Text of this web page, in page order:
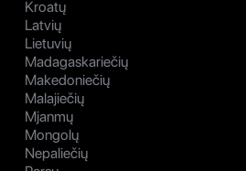
Kroatų
Latvių
Lietuvių
Madagaskariečių
Makedoniečių
Malajiečių
Mjanmų
Mongolų
Nepaliečių